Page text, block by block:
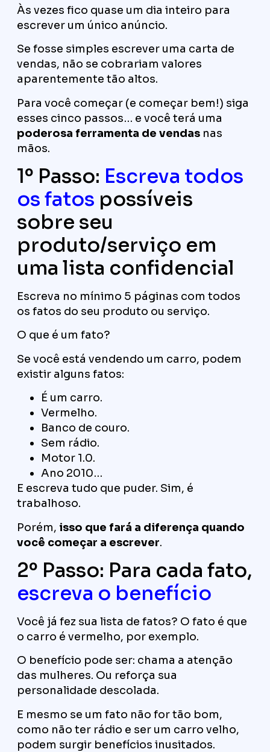
Às vezes fico quase um dia inteiro para
escrever um único anúncio.
Se fosse simples escrever uma carta de
vendas, não se cobrariam valores
aparentemente tão altos.
Para você começar (e começar bem!) siga
esses cinco passos… e você terá uma
poderosa ferramenta de vendas nas
mãos.
1º Passo: Escreva todos
os fatos possíveis
sobre seu
produto/serviço em
uma lista confidencial
Escreva no mínimo 5 páginas com todos
os fatos do seu produto ou serviço.
O que é um fato?
Se você está vendendo um carro, podem
existir alguns fatos:
É um carro.
Vermelho.
Banco de couro.
Sem rádio.
Motor 1.0.
Ano 2010…
E escreva tudo que puder. Sim, é
trabalhoso.
Porém, isso que fará a diferença quando
você começar a escrever.
2º Passo: Para cada fato,
escreva o benefício
Você já fez sua lista de fatos? O fato é que
o carro é vermelho, por exemplo.
O benefício pode ser: chama a atenção
das mulheres. Ou reforça sua
personalidade descolada.
E mesmo se um fato não for tão bom,
como não ter rádio e ser um carro velho,
podem surgir benefícios inusitados.